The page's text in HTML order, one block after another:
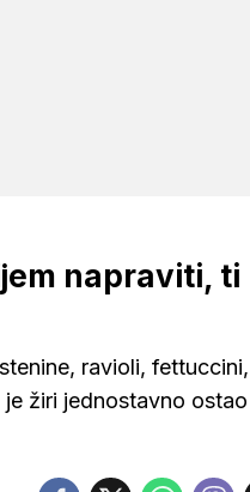
napraviti, ti
ravioli, fettuccini,
žiri jednostavno